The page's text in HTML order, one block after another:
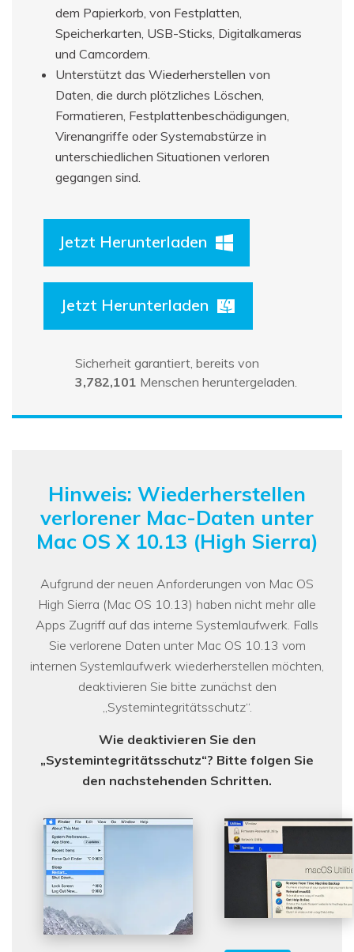
dem Papierkorb, von Festplatten,
Speicherkarten, USB-Sticks, Digitalkameras
und Camcordern.
Unterstützt das Wiederherstellen von
Daten, die durch plötzliches Löschen,
Formatieren, Festplattenbeschädigungen,
Virenangriffe oder Systemabstürze in
unterschiedlichen Situationen verloren
gegangen sind.
Jetzt Herunterladen
Jetzt Herunterladen
Sicherheit garantiert, bereits von
3,782,101 Menschen heruntergeladen.
Hinweis: Wiederherstellen
verlorener Mac-Daten unter
Mac OS X 10.13 (High Sierra)
Aufgrund der neuen Anforderungen von Mac OS
High Sierra (Mac OS 10.13) haben nicht mehr alle
Apps Zugriff auf das interne Systemlaufwerk. Falls
Sie verlorene Daten unter Mac OS 10.13 vom
internen Systemlaufwerk wiederherstellen möchten,
deaktivieren Sie bitte zunächst den
„Systemintegritätsschutz“.
Wie deaktivieren Sie den
„Systemintegritätsschutz“? Bitte folgen Sie
den nachstehenden Schritten.